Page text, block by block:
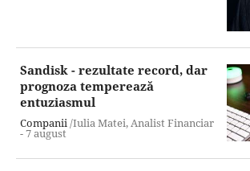
Sandisk - rezultate record, dar
prognoza temperează
entuziasmul
Companii /Iulia Matei, Analist Financiar
-7 august